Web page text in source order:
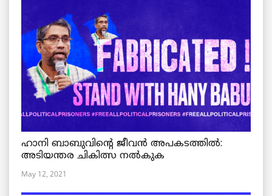
ഹാനി ബാബുവിന്റെ ജീവൻ അപകടത്തിൽ:
അടിയന്തര ചികിത്സ നൽകുക
May 12, 2021